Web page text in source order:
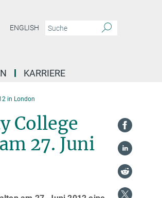
ENGLISH
KARRIERE
in London
College
27. Juni